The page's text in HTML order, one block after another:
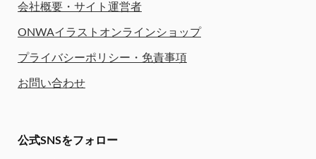
会社概要・サイト運営者
ONWAイラストオンラインショップ
プライバシーポリシー・免責事項
お問い合わせ
公式SNSをフォロー